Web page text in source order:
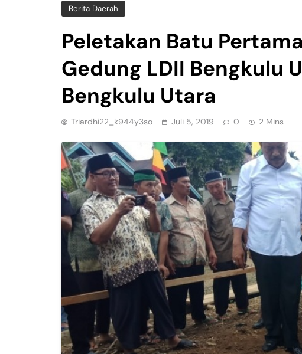
Berita Daerah
Peletakan Batu
Gedung LDII Bengkulu
Bengkulu Utara
Triardhi22_k944y3so Juli 5, 2019 0 2 Mins